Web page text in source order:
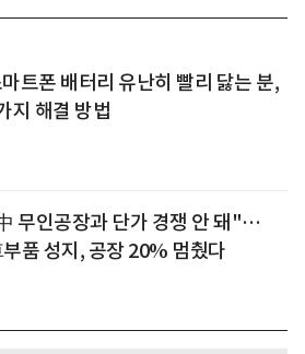
트폰 배터리 유난히 빨리 닳는 분,
지 해결 방법
무인공장과 단가 경쟁 안 돼"…
품 성지, 공장 20% 멈췄다